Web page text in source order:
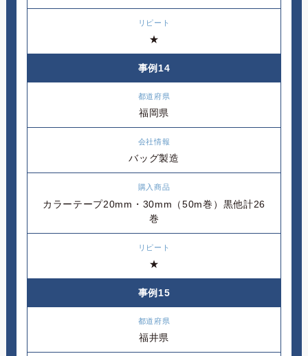
★
事例14
福岡県
バッグ製造
カラーテープ20mm・30mm（50m巻）黒他計26
巻
★
事例15
福井県